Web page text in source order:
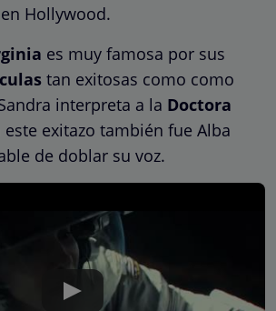
Hollywood.
es muy famosa por sus
tan exitosas como como
interpreta a la Doctora
este exitazo también fue Alba
de doblar su voz.